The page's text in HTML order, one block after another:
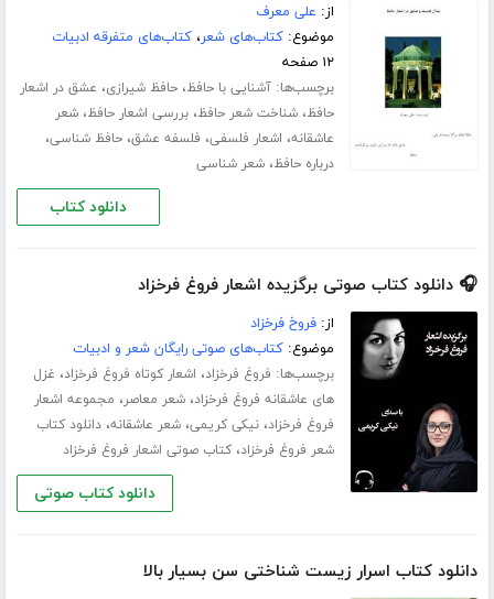
از: علی معرف
موضوع:کتاب‌های شعر،کتاب‌های متفرقه ادبیات
۱۲ صفحه
برچسب‌ها:آشنایی با حافظ،حافظ شیرازی، عشق در اشعار
حافظ،شناخت شعر حافظ،بررسی اشعار حافظ،شعر
عاشقانه، اشعار فلسفی، فلسفه عشق،حافظ شناسی،
درباره حافظ،شعر شناسی
دانلود کتاب
🎧 دانلود کتاب صوتی برگزیده اشعار فروغ فرخزاد
از:فروخ فرخزاد
موضوع:کتاب‌های صوتی رایگان شعر و ادبیات
برچسب‌ها: فروغ فرخزاد، اشعار کوتاه فروغ فرخزاد، غزل
های عاشقانه فروغ فرخزاد،شعر معاصر، مجموعه اشعار
فروغ فرخزاد،نیکی کریمی،شعر عاشقانه،دانلود کتاب
شعر فروغ فرخزاد،کتاب صوتی اشعار فروغ فرخزاد
دانلود کتاب صوتی
دانلود کتاب اسرار زیست شناختی سن بسیار بالا